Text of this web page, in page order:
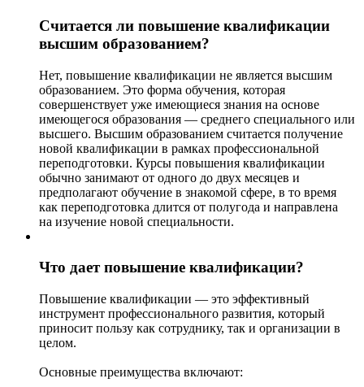
Считается ли повышение квалификации
высшим образованием?
Нет, повышение квалификации не является высшим
образованием. Это форма обучения, которая
совершенствует уже имеющиеся знания на основе
имеющегося образования — среднего специального или
высшего. Высшим образованием считается получение
новой квалификации в рамках профессиональной
переподготовки. Курсы повышения квалификации
обычно занимают от одного до двух месяцев и
предполагают обучение в знакомой сфере, в то время
как переподготовка длится от полугода и направлена
на изучение новой специальности.
Что дает повышение квалификации?
Повышение квалификации — это эффективный
инструмент профессионального развития, который
приносит пользу как сотруднику, так и организации в
целом.
Основные преимущества включают: